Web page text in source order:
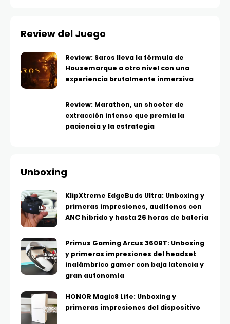
Review del Juego
Review: Saros lleva la fórmula de
Housemarque a otro nivel con una
experiencia brutalmente inmersiva
Review: Marathon, un shooter de
extracción intenso que premia la
paciencia y la estrategia
Unboxing
KlipXtreme EdgeBuds Ultra: Unboxing y
primeras impresiones, audífonos con
ANC híbrido y hasta 26 horas de batería
Primus Gaming Arcus 360BT: Unboxing
y primeras impresiones del headset
inalámbrico gamer con baja latencia y
gran autonomía
HONOR Magic8 Lite: Unboxing y
primeras impresiones del dispositivo